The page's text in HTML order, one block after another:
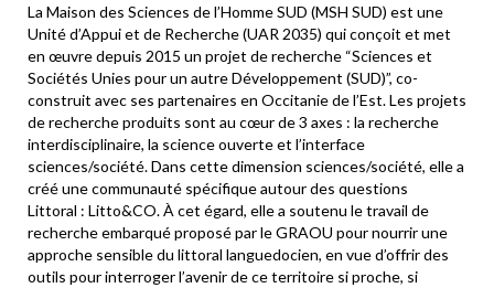
La Maison des Sciences de l’Homme SUD (MSH SUD) est une
Unité d’Appui et de Recherche (UAR 2035) qui conçoit et met
en œuvre depuis 2015 un projet de recherche “Sciences et
Sociétés Unies pour un autre Développement (SUD)”, co-
construit avec ses partenaires en Occitanie de l’Est. Les projets
de recherche produits sont au cœur de 3 axes : la recherche
interdisciplinaire, la science ouverte et l’interface
sciences/société. Dans cette dimension sciences/société, elle a
créé une communauté spécifique autour des questions
Littoral : Litto&CO. À cet égard, elle a soutenu le travail de
recherche embarqué proposé par le GRAOU pour nourrir une
approche sensible du littoral languedocien, en vue d’offrir des
outils pour interroger l’avenir de ce territoire si proche, si